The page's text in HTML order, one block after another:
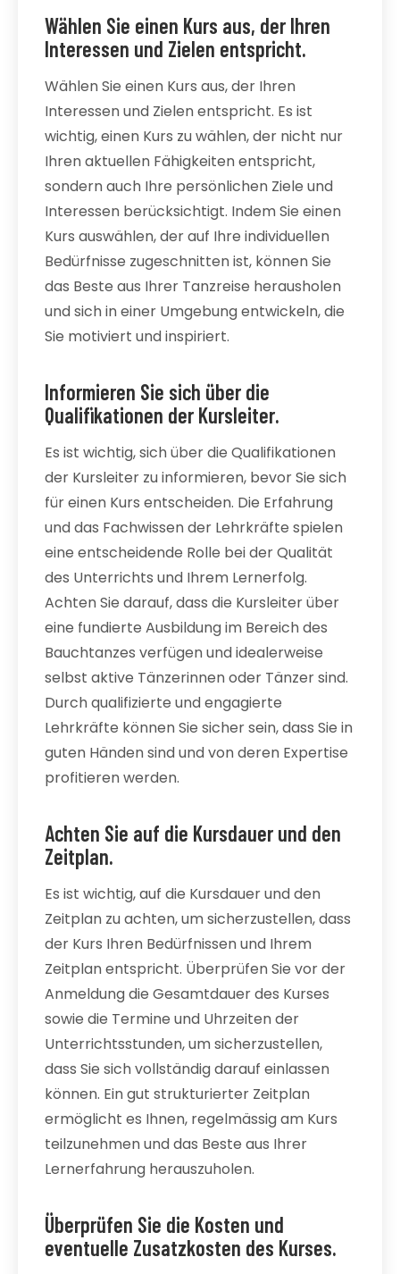
Wählen Sie einen Kurs aus, der Ihren
Interessen und Zielen entspricht.
Wählen Sie einen Kurs aus, der Ihren
Interessen und Zielen entspricht. Es ist
wichtig, einen Kurs zu wählen, der nicht nur
Ihren aktuellen Fähigkeiten entspricht,
sondern auch Ihre persönlichen Ziele und
Interessen berücksichtigt. Indem Sie einen
Kurs auswählen, der auf Ihre individuellen
Bedürfnisse zugeschnitten ist, können Sie
das Beste aus Ihrer Tanzreise herausholen
und sich in einer Umgebung entwickeln, die
Sie motiviert und inspiriert.
Informieren Sie sich über die
Qualifikationen der Kursleiter.
Es ist wichtig, sich über die Qualifikationen
der Kursleiter zu informieren, bevor Sie sich
für einen Kurs entscheiden. Die Erfahrung
und das Fachwissen der Lehrkräfte spielen
eine entscheidende Rolle bei der Qualität
des Unterrichts und Ihrem Lernerfolg.
Achten Sie darauf, dass die Kursleiter über
eine fundierte Ausbildung im Bereich des
Bauchtanzes verfügen und idealerweise
selbst aktive Tänzerinnen oder Tänzer sind.
Durch qualifizierte und engagierte
Lehrkräfte können Sie sicher sein, dass Sie in
guten Händen sind und von deren Expertise
profitieren werden.
Achten Sie auf die Kursdauer und den
Zeitplan.
Es ist wichtig, auf die Kursdauer und den
Zeitplan zu achten, um sicherzustellen, dass
der Kurs Ihren Bedürfnissen und Ihrem
Zeitplan entspricht. Überprüfen Sie vor der
Anmeldung die Gesamtdauer des Kurses
sowie die Termine und Uhrzeiten der
Unterrichtsstunden, um sicherzustellen,
dass Sie sich vollständig darauf einlassen
können. Ein gut strukturierter Zeitplan
ermöglicht es Ihnen, regelmässig am Kurs
teilzunehmen und das Beste aus Ihrer
Lernerfahrung herauszuholen.
Überprüfen Sie die Kosten und
eventuelle Zusatzkosten des Kurses.